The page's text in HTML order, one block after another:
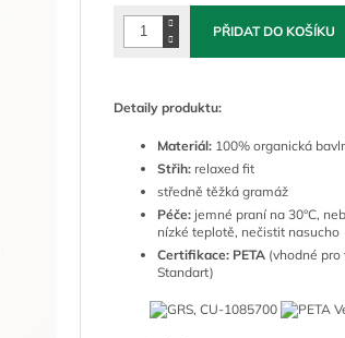
PŘIDAT DO KOŠÍKU
Detaily produktu:
Materiál: 100% organická
Střih: relaxed fit
středně těžká gramáž
Péče: jemné praní na 30°C,
nízké teplotě, nečistit nasucho
Certifikace: PETA (vhodné pro
Standart)